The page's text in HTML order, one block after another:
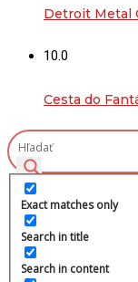
Detroit Metal
10.0
Cesta do
Exact matches only
Search in title
Search in content